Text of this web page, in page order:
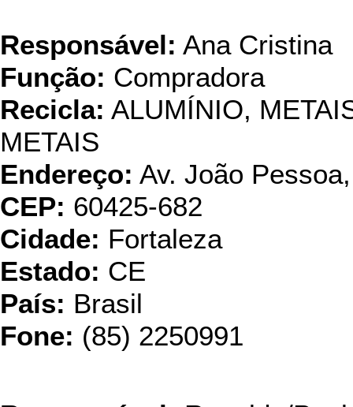
Responsável: Ana Cristina
Função: Compradora
Recicla: ALUMÍNIO,
METAIS
Endereço: Av. João
CEP: 60425-682
Cidade: Fortaleza
Estado: CE
País: Brasil
Fone: (85) 2250991